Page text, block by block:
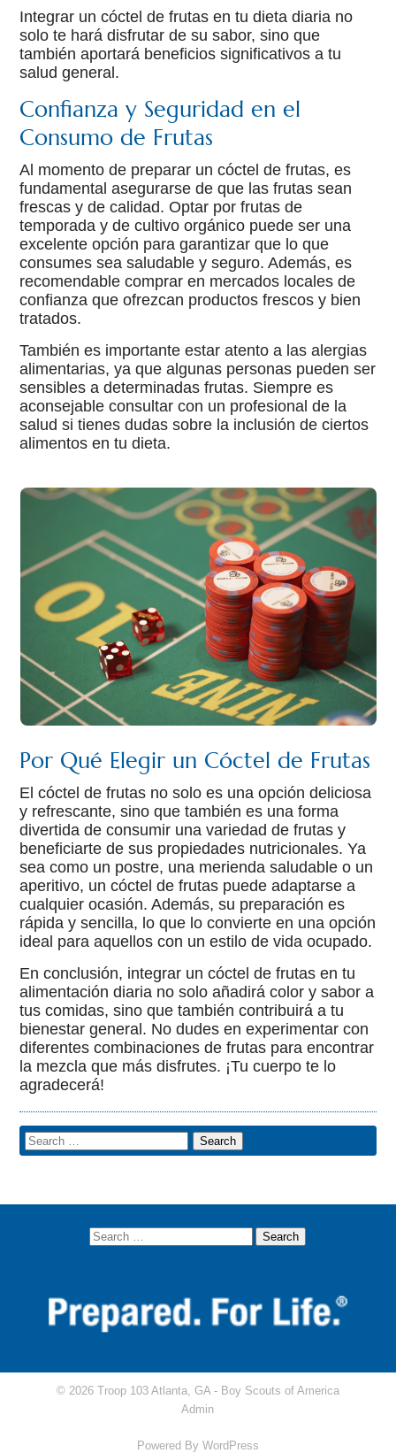
Integrar un cóctel de frutas en tu dieta diaria no
solo te hará disfrutar de su sabor, sino que
también aportará beneficios significativos a tu
salud general.
Confianza y Seguridad en el
Consumo de Frutas
Al momento de preparar un cóctel de frutas, es
fundamental asegurarse de que las frutas sean
frescas y de calidad. Optar por frutas de
temporada y de cultivo orgánico puede ser una
excelente opción para garantizar que lo que
consumes sea saludable y seguro. Además, es
recomendable comprar en mercados locales de
confianza que ofrezcan productos frescos y bien
tratados.
También es importante estar atento a las alergias
alimentarias, ya que algunas personas pueden ser
sensibles a determinadas frutas. Siempre es
aconsejable consultar con un profesional de la
salud si tienes dudas sobre la inclusión de ciertos
alimentos en tu dieta.
Por Qué Elegir un Cóctel de Frutas
El cóctel de frutas no solo es una opción deliciosa
y refrescante, sino que también es una forma
divertida de consumir una variedad de frutas y
beneficiarte de sus propiedades nutricionales. Ya
sea como un postre, una merienda saludable o un
aperitivo, un cóctel de frutas puede adaptarse a
cualquier ocasión. Además, su preparación es
rápida y sencilla, lo que lo convierte en una opción
ideal para aquellos con un estilo de vida ocupado.
En conclusión, integrar un cóctel de frutas en tu
alimentación diaria no solo añadirá color y sabor a
tus comidas, sino que también contribuirá a tu
bienestar general. No dudes en experimentar con
diferentes combinaciones de frutas para encontrar
la mezcla que más disfrutes. ¡Tu cuerpo te lo
agradecerá!
© 2026 Troop 103 Atlanta, GA - Boy Scouts of America
Admin
Powered By WordPress